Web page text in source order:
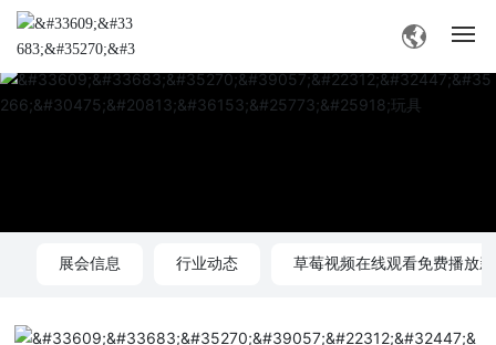
网站首页
业务交流
展会信息 行业动态 草莓视频在线观看免费播放